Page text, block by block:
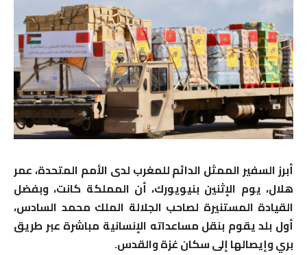
أبرز السفير الممثل الدائم للمغرب لدى الأمم المتحدة، عمر
هلال، يوم الإثنين بنيويورك، أن المملكة كانت، وبفضل
القيادة المستنيرة لصاحب الجلالة الملك محمد السادس،
أول بلد يقوم بنقل مساعداته الإنسانية مباشرة عبر طريق
بري وإيصالها إلى سكان غزة والقدس.